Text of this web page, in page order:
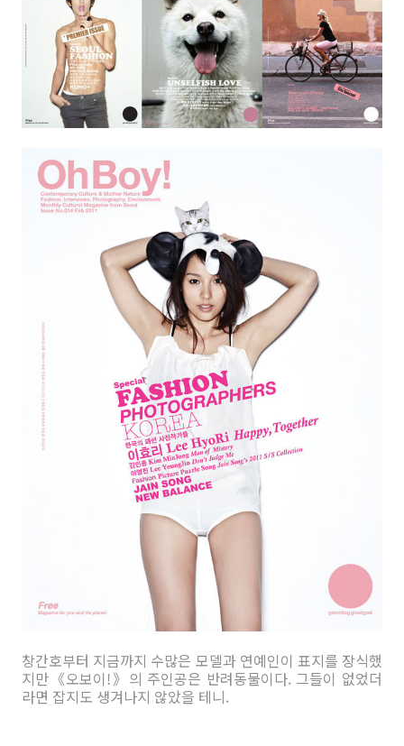
창간호부터 지금까지 수많은 모델과 연예인이 표지를 장식했
지만 《오보이!》의 주인공은 반려동물이다. 그들이 없었더
라면 잡지도 생겨나지 않았을 테니.